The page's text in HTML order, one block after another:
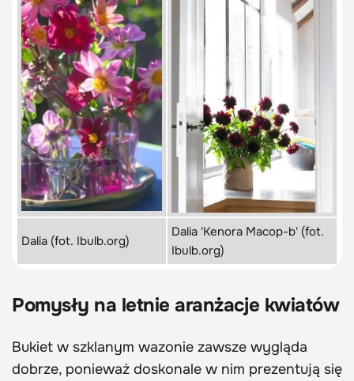
Dalia (fot. Ibulb.org)
Dalia 'Kenora Macop-b' (fot.
Ibulb.org)
Pomysły na letnie aranżacje kwiatów
Bukiet w szklanym wazonie zawsze wygląda
dobrze, ponieważ doskonale w nim prezentują się